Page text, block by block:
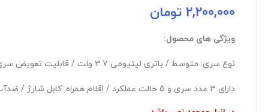
2,200,000 تومان
ویژگی های محصول:
نوع سری: متوسط / باتری لیتیومی 3.7 ولت / قابلیت تعویض سری / دارای تایمر هوشمند
دارای 3 عدد سری و 5 حالت عملکرد / اقلام همراه: کابل شارژ / ضدآب و دارای استاندارد IPX۷